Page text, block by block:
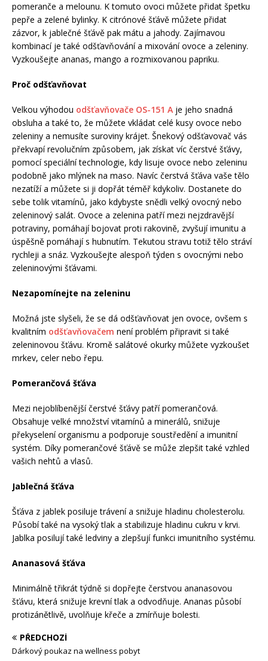
pomeranče a melounu. K tomuto ovoci můžete přidat špetku
pepře a zelené bylinky. K citrónové šťávě můžete přidat
zázvor, k jablečné šťávě pak mátu a jahody. Zajímavou
kombinací je také odšťavňování a mixování ovoce a zeleniny.
Vyzkoušejte ananas, mango a rozmixovanou papriku.
Proč odšťavňovat
Velkou výhodou odšťavňovače OS-151 A je jeho snadná
obsluha a také to, že můžete vkládat celé kusy ovoce nebo
zeleniny a nemusíte suroviny krájet. Šnekový odšťavovač vás
překvapí revolučním způsobem, jak získat víc čerstvé šťávy,
pomocí speciální technologie, kdy lisuje ovoce nebo zeleninu
podobně jako mlýnek na maso. Navíc čerstvá šťáva vaše tělo
nezatíží a můžete si ji dopřát téměř kdykoliv. Dostanete do
sebe tolik vitamínů, jako kdybyste snědli velký ovocný nebo
zeleninový salát. Ovoce a zelenina patří mezi nejzdravější
potraviny, pomáhají bojovat proti rakovině, zvyšují imunitu a
úspěšně pomáhají s hubnutím. Tekutou stravu totiž tělo stráví
rychleji a snáz. Vyzkoušejte alespoň týden s ovocnými nebo
zeleninovými šťávami.
Nezapomínejte na zeleninu
Možná jste slyšeli, že se dá odšťavňovat jen ovoce, ovšem s
kvalitním odšťavňovačem není problém připravit si také
zeleninovou šťávu. Kromě salátové okurky můžete vyzkoušet
mrkev, celer nebo řepu.
Pomerančová šťáva
Mezi nejoblíbenější čerstvé šťávy patří pomerančová.
Obsahuje velké množství vitamínů a minerálů, snižuje
překyselení organismu a podporuje soustředění a imunitní
systém. Díky pomerančové šťávě se může zlepšit také vzhled
vašich nehtů a vlasů.
Jablečná šťáva
Šťáva z jablek posiluje trávení a snižuje hladinu cholesterolu.
Působí také na vysoký tlak a stabilizuje hladinu cukru v krvi.
Jablka posilují také ledviny a zlepšují funkci imunitního systému.
Ananasová šťáva
Minimálně třikrát týdně si dopřejte čerstvou ananasovou
šťávu, která snižuje krevní tlak a odvodňuje. Ananas působí
protizánětlivě, uvolňuje křeče a zmírňuje bolesti.
PŘEDCHOZÍ
Dárkový poukaz na wellness pobyt